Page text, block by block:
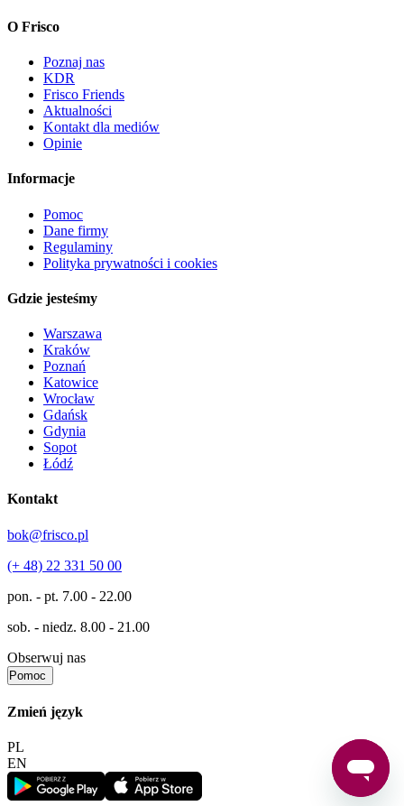
O Frisco
Poznaj nas
KDR
Frisco Friends
Aktualności
Kontakt dla mediów
Opinie
Informacje
Pomoc
Dane firmy
Regulaminy
Polityka prywatności i cookies
Gdzie jesteśmy
Warszawa
Kraków
Poznań
Katowice
Wrocław
Gdańsk
Gdynia
Sopot
Łódź
Kontakt
bok@frisco.pl
(+ 48) 22 331 50 00
pon. - pt. 7.00 - 22.00
sob. - niedz. 8.00 - 21.00
Obserwuj nas
Pomoc
Zmień język
PL
EN